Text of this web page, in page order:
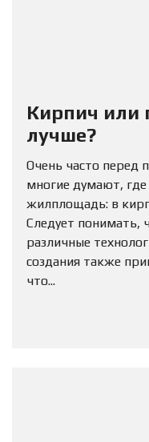
Кирпич или
лучше?
Очень часто перед
многие думают,
жилплощадь: в
Следует понимать,
различные
создания также
что...